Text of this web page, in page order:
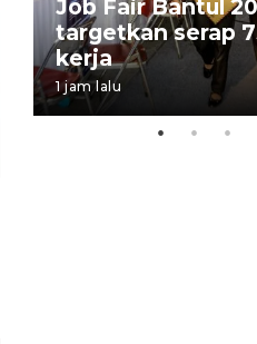
Job Fair Bantul
targetkan serap
kerja
1 jam lalu